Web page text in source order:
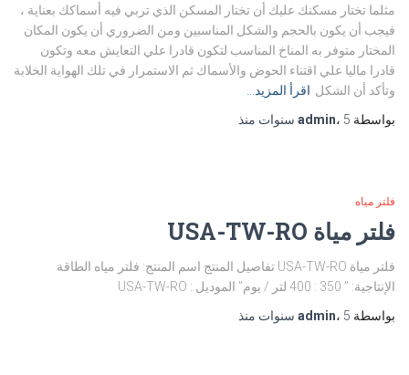
مثلما تختار مسكنك عليك أن تختار المسكن الذي تربي فيه أسماكك بعناية ،
فيجب أن يكون بالحجم والشكل المناسبين ومن الضروري أن يكون المكان
المختار متوفر به المناخ المناسب لتكون قادرا علي التعايش معه وتكون
قادرا ماليا علي اقتناء الحوض والأسماك ثم الاستمرار في تلك الهواية الخلابة
وتأكد أن الشكل اقرأ المزيد…
بواسطة
admin، 5 سنوات منذ
فلتر مياه
فلتر مياة USA-TW-RO
فلتر مياة USA-TW-RO تفاصيل المنتج اسم المنتج: فلتر مياه الطاقة
الإنتاجية: ” 350 : 400 لتر / يوم” الموديل : USA-TW-RO
بواسطة
admin، 5 سنوات منذ